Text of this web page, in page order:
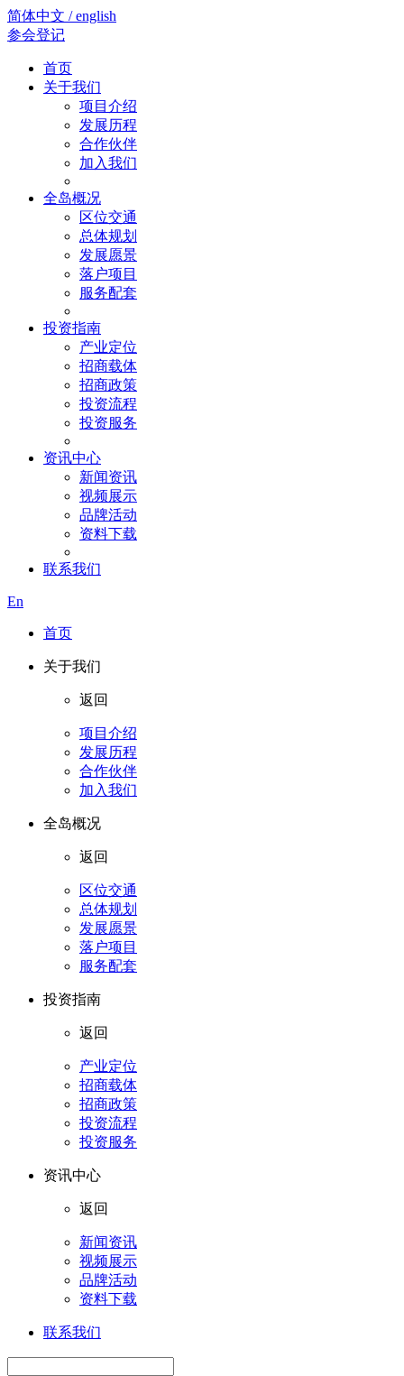
简体中文 / english
参会登记
首页
关于我们
项目介绍
发展历程
合作伙伴
加入我们
全岛概况
区位交通
总体规划
发展愿景
落户项目
服务配套
投资指南
产业定位
招商载体
招商政策
投资流程
投资服务
资讯中心
新闻资讯
视频展示
品牌活动
资料下载
联系我们
En
首页
关于我们
返回
项目介绍
发展历程
合作伙伴
加入我们
全岛概况
返回
区位交通
总体规划
发展愿景
落户项目
服务配套
投资指南
返回
产业定位
招商载体
招商政策
投资流程
投资服务
资讯中心
返回
新闻资讯
视频展示
品牌活动
资料下载
联系我们